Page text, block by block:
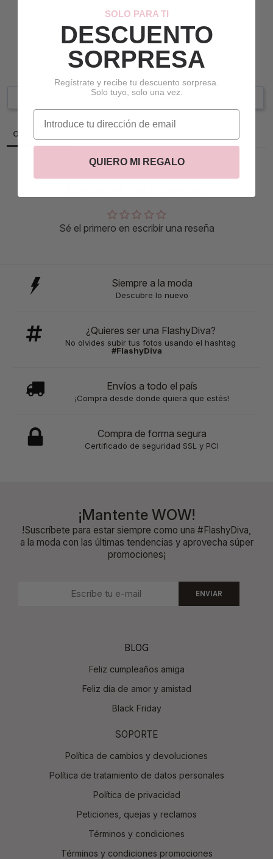
Escribe un comentario
Haz una pregunta
Opiniones
Sé el primero en escribir una reseña
Siempre a la moda
Descubre lo nuevo
¿Quieres ser una FlashyDiva?
No olvides subir tus fotos usando el hashtag
#FlashyDiva
Envíos a todo el país
¡Compra desde donde quiera que estés!
Compra de forma segura
Certificado de seguridad SSL y PCI
¡Mantente WOW!
!Suscríbete para estar siempre como una #FlashyDiva,
a la moda con las últimas tendencias y aprovecha súper
promociones¡
ENVIAR
BLOG
Feliz cumpleaños amiga
Feliz día de amor y amistad
Black Friday
SOPORTE
Política de cambios y devoluciones
Política de tratamiento de datos personales
Política de privacidad
Peticiones, quejas y reclamos
Términos y condiciones
Términos y condiciones promociones
SOLO PARA TI
DESCUENTO
SORPRESA
Regístrate y recibe tu descuento sorpresa.
Solo tuyo, solo una vez.
correo electrónico
QUIERO MI REGALO